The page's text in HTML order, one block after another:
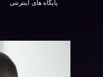
پایگاه های اینترنتی